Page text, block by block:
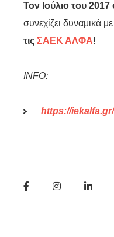
Τον Ιούλιο του
συνεχίζει δυναμικά
τις ΣΑΕΚ ΑΛΦΑ!
INFO:
https://iekalfa.gr/